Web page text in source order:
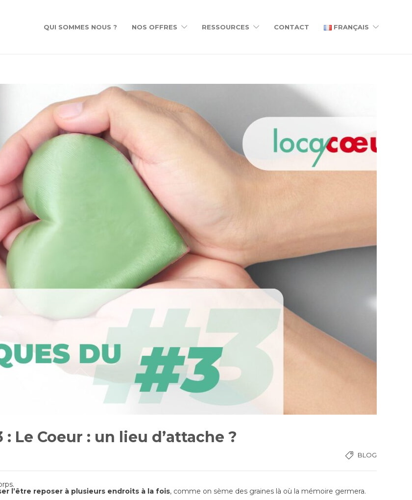
QUI SOMMES NOUS ? NOS OFFRES RESSOURCES CONTACT FRANÇAIS
Le Coeur : un lieu d’attache ?
BLOG
l’être reposer à plusieurs endroits à la fois, comme on sème des graines là où la mémoire germera.